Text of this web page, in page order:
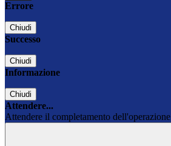
Errore
Chiudi
Successo
Chiudi
Informazione
Chiudi
Attendere...
Attendere il completamento